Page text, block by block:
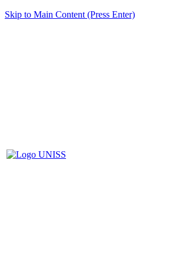
Skip to Main Content (Press Enter)